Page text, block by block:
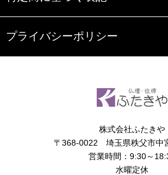
プライバシーポリシー
株式会社ふたきや
〒368-0022 埼玉県秩父市中
営業時間：9:30～
水曜定休